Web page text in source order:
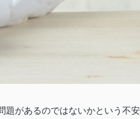
題があるのではないかという不安